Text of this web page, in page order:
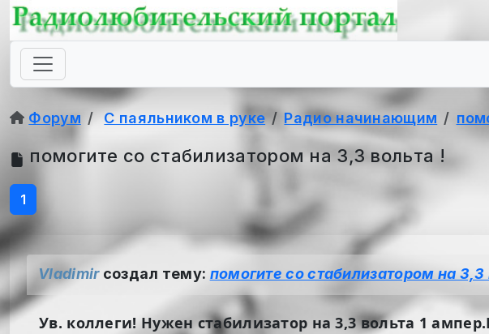
Форум С паяльником в руке Радио начинающим
помогите со стабилизатором на 3,3 вольта !
1
Vladimirсоздал тему: помогите со стабилизатором на 3,3
Ув. коллеги! Нужен стабилизатор на 3,3 вольта 1